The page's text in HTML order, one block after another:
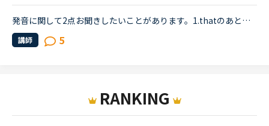
発音に関して2点お聞きしたいことがあります。1.thatのあとにthのものが来ると発音が難しいくて、0.5倍速で聴いてもどう発音しているのがよくわらなく、発音のコツを聞きたいです。例えば、Callan7pp511if we say...
講師 5
RANKING